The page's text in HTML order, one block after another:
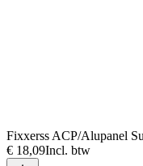
Fixxerss ACP/Alupanel
€ 18,09Incl. btw